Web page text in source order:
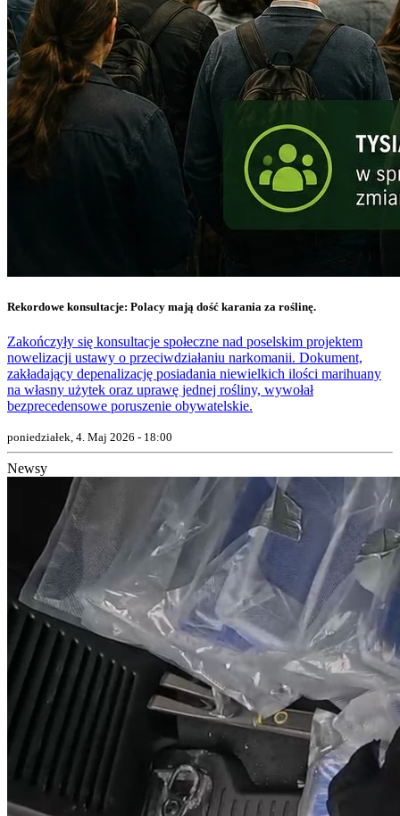
Rekordowe konsultacje: Polacy mają dość karania za roślinę.
Zakończyły się konsultacje społeczne nad poselskim projektem
nowelizacji ustawy o przeciwdziałaniu narkomanii. Dokument,
zakładający depenalizację posiadania niewielkich ilości marihuany
na własny użytek oraz uprawę jednej rośliny, wywołał
bezprecedensowe poruszenie obywatelskie.
poniedziałek, 4. Maj 2026 - 18:00
Newsy